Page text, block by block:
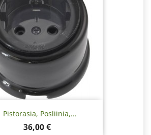
Pistorasia, Posliinia,...
Hinta
36,00 €